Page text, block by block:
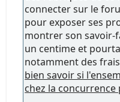
connecter sur le
pour exposer ses
montrer son savoir-
un centime et
notamment des
bien savoir si
chez la concurrence